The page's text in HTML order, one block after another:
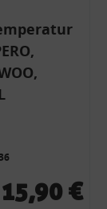
15,90 €